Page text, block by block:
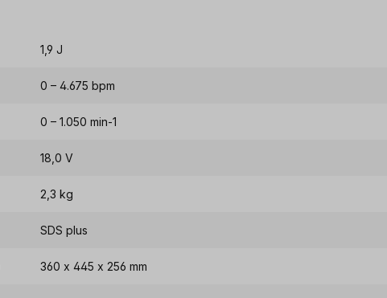
1,9 J
0 – 4.675 bpm
0 – 1.050 min-1
18,0 V
2,3 kg
SDS plus
360 x 445 x 256 mm